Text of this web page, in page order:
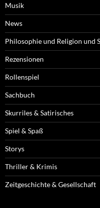
Musik
News
Philosophie und Religion und
Rezensionen
Rollenspiel
Sachbuch
Skurriles & Satirisches
Spiel & Spaß
Storys
Thriller & Krimis
Zeitgeschichte & Gesellschaft